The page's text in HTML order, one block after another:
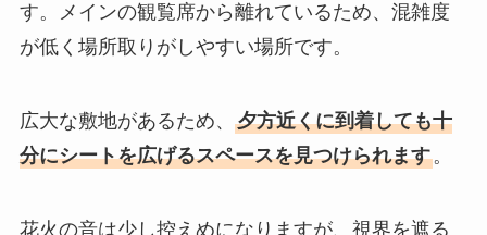
す。メインの観覧席から離れているため、混雑度
が低く場所取りがしやすい場所です。
広大な敷地があるため、 夕方近くに到着しても十
分にシートを広げるスペースを見つけられます。
花火の音は少し控えめになりますが、視界を遮る